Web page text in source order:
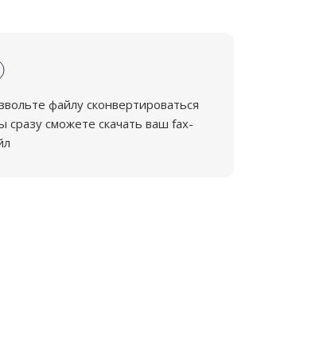
файлу сконвертироваться
сразу сможете скачать ваш fax-